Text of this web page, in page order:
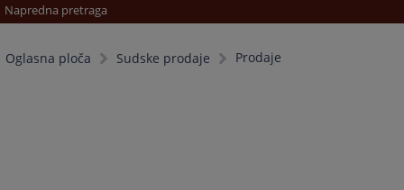
Napredna pretraga
Oglasna ploča Sudske prodaje Prodaje